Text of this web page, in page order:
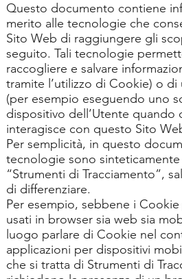
Questo documento contiene
merito alle tecnologie che
Sito Web di raggiungere gli
seguito. Tali tecnologie
raccogliere e salvare
tramite l’utilizzo di Cookie) o di
(per esempio eseguendo uno
dispositivo dell’Utente quando
interagisce con questo Sito
Per semplicità, in questo
tecnologie sono
“Strumenti di Tracciamento”,
di differenziare.
Per esempio, sebbene i
usati in browser sia web sia
luogo parlare di Cookie nel
applicazioni per dispositivi
che si tratta di Strumenti di